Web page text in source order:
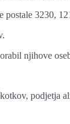
3230,
njihove
podjetja